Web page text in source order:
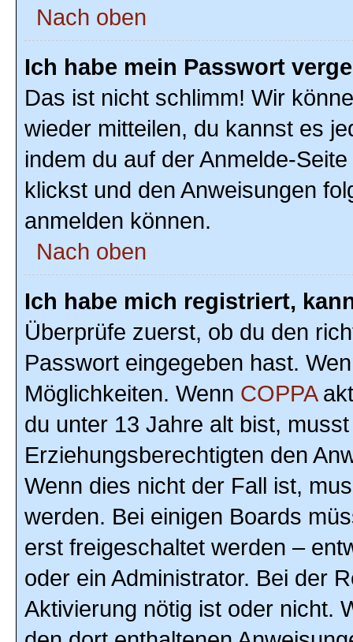
Nach oben
Ich habe mein Passwort
Das ist nicht schlimm! Wir
wieder mitteilen, du kannst es
indem du auf der Anmelde-
klickst und den Anweisungen
anmelden können.
Nach oben
Ich habe mich registriert,
Überprüfe zuerst, ob du den
Passwort eingegeben hast.
Möglichkeiten. Wenn COPPA
du unter 13 Jahre alt bist,
Erziehungsberechtigten den
Wenn dies nicht der Fall ist,
werden. Bei einigen Boards
erst freigeschaltet werden –
oder ein Administrator. Bei der
Aktivierung nötig ist oder nicht.